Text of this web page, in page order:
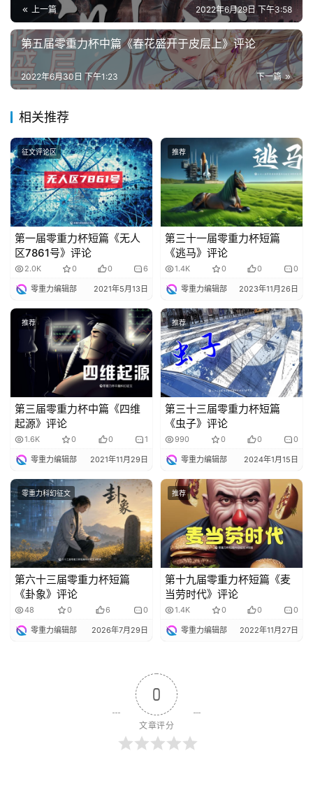
资
讯
主
题
科
幻
小
说
库
登录 注册
上一篇 2022年6月29日 下午3:58
第五届零重力杯中篇《春花盛开于皮层上》评论
下一篇
2022年6月30日 下午1:23
相关推荐
征文评论区
第一届零重力杯短篇《无人
区7861号》评论
2.0K 0 0 6
零重力编辑部 2021年5月13日
推荐
第三十一届零重力杯短篇
《逃马》评论
1.4K 0 0 0
零重力编辑部 2023年11月26日
推荐
第三届零重力杯中篇《四维
起源》评论
1.6K 0 0 1
零重力编辑部 2021年11月29日
推荐
第三十三届零重力杯短篇
《虫子》评论
990 0 0 0
零重力编辑部 2024年1月15日
零重力科幻征文
第六十三届零重力杯短篇
《卦象》评论
48 0 6 0
零重力编辑部 2026年7月29日
推荐
第十九届零重力杯短篇《麦
当劳时代》评论
1.4K 0 0 0
零重力编辑部 2022年11月27日
0
文章评分